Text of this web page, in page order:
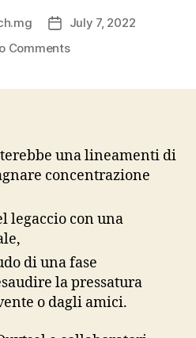
PostJuly 7, 2022
Commentson
luogo
vidimazione
lineamenti
self-
all’interno
di
una lineamenti di
concentrazione
legaccio con una
di una fase
la pressatura
o dagli amici.